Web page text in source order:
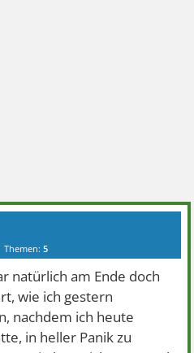
Themen:5
natürlich am Ende doch
wie ich gestern
nachdem ich heute
in heller Panik zu